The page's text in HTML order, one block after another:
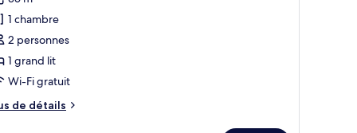
:
1 chambre
2 personnes
1 grand lit
Wi-Fi gratuit
de détails